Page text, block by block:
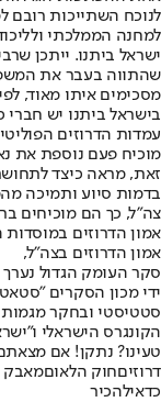
לנוכח השתייכות רובם
למחנה הממלכתי
ישראל ביתנו. ייתכן
שהתווה בעבר את
מסכימים איתו מאוד,
בישראל ביתנו יש חברי
עמדות הדרוזים
מוכיח פעם נוספת את
זאת, מראה כיצד
בדמות סיוע ותמיכה
צה"ל, כך הם מוכיחים
אמון הדרוזים במוסדות
אמון הדרוזים בצה"ל,
ידי מכון הסקרים
סטטיסטי ובחקר
הקונגרס הישראלי
טעינו? נתקן! אם
דרוזיםחוק הלאוםמאבק
כדאילהכיר